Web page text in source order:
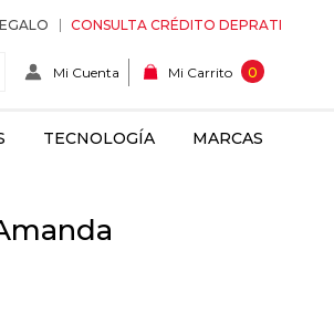
CONSULTA CRÉDITO DEPRATI
Mi Cuenta Mi Carrito 0
TECNOLOGÍA MARCAS